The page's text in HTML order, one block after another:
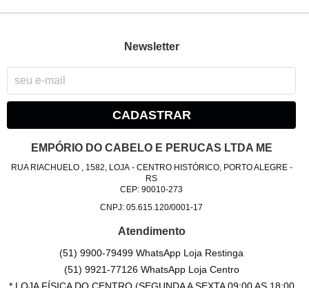
Newsletter
CADASTRAR
EMPÓRIO DO CABELO E PERUCAS LTDA ME
RUA RIACHUELO , 1582, LOJA- CENTRO HISTÓRICO, PORTO ALEGRE-
RS
CEP: 90010-273
CNPJ: 05.615.120/0001-17
Atendimento
(51) 9900-79499 WhatsApp Loja Restinga
(51) 9921-77126 WhatsApp Loja Centro